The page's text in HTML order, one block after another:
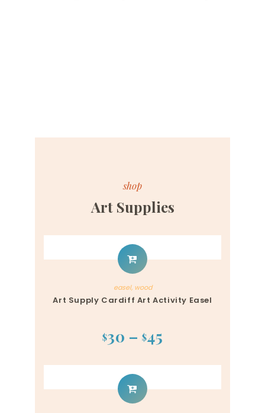
shop
Art Supplies
easel, wood
Art Supply Cardiff Art Activity Easel
$30 – $45
weist
mehrere
Varianten
auf.